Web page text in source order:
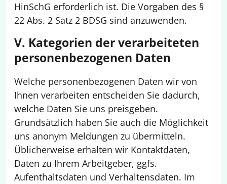
HinSchG erforderlich ist. Die Vorgaben des §
22 Abs. 2 Satz 2 BDSG sind anzuwenden.
V. Kategorien der verarbeiteten
personenbezogenen Daten
Welche personenbezogenen Daten wir von
Ihnen verarbeiten entscheiden Sie dadurch,
welche Daten Sie uns preisgeben.
Grundsätzlich haben Sie auch die Möglichkeit
uns anonym Meldungen zu übermitteln.
Üblicherweise erhalten wir Kontaktdaten,
Daten zu Ihrem Arbeitgeber, ggfs.
Aufenthaltsdaten und Verhaltensdaten. Im